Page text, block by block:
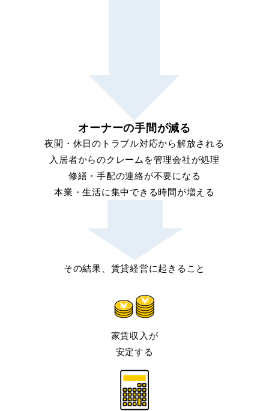
オーナーの手間が減る
夜間・休日のトラブル対応から解放される
入居者からのクレームを管理会社が処理
修繕・手配の連絡が不要になる
本業・生活に集中できる時間が増える
その結果、賃貸経営に起きること
家賃収入が
安定する